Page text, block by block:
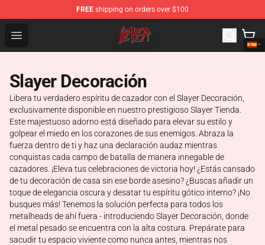
FREE shipping on orders over $100
Open menu
Slayer Store - Official Slayer Merchandise Shop
Slayer Decoración
Libera tu verdadero espíritu de cazador con el Slayer Decoración,
exclusivamente disponible en nuestro prestigioso Slayer Tienda.
Este majestuoso adorno está diseñado para elevar su estilo y
golpear el miedo en los corazones de sus enemigos. Abraza la
fuerza dentro de ti y haz una declaración audaz mientras
conquistas cada campo de batalla de manera innegable de
cazadores. ¡Eleva tus celebraciones de victoria hoy! ¿Estás cansado
de tu decoración de casa sin ese borde asesino? ¿Buscas añadir un
toque de elegancia oscura y desatar tu espíritu gótico interno? ¡No
busques más! Tenemos la solución perfecta para todos los
metalheads de ahí fuera - introduciendo Slayer Decoración, donde
el metal pesado se encuentra con la alta costura. Prepárate para
sacudir tu espacio viviente como nunca antes, mientras nos